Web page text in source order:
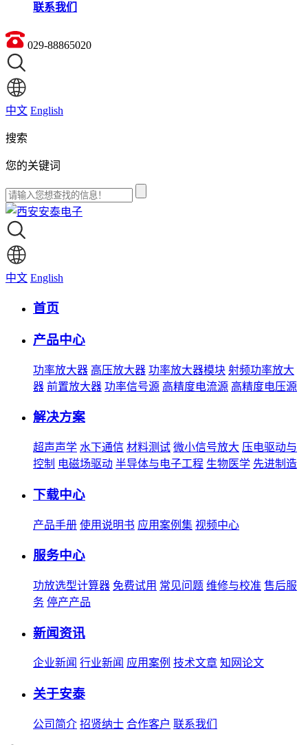
联系我们
029-88865020
中文 English
搜索
您的关键词
中文 English
首页
产品中心
功率放大器 高压放大器 功率放大器模块 射频功率放大
器 前置放大器 功率信号源 高精度电流源 高精度电压源
解决方案
超声声学 水下通信 材料测试 微小信号放大 压电驱动与
控制 电磁场驱动 半导体与电子工程 生物医学 先进制造
下载中心
产品手册 使用说明书 应用案例集 视频中心
服务中心
功放选型计算器 免费试用 常见问题 维修与校准 售后服
务 停产产品
新闻资讯
企业新闻 行业新闻 应用案例 技术文章 知网论文
关于安泰
公司简介 招贤纳士 合作客户 联系我们